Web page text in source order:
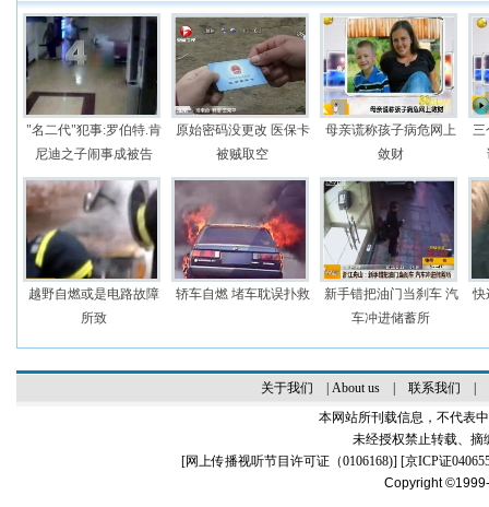
"名二代"犯事:罗伯特.肯
尼迪之子闹事成被告
原始密码没更改 医保卡
被贼取空
母亲谎称孩子病危网上
敛财
三
越野自燃或是电路故障
所致
轿车自燃 堵车耽误扑救
新手错把油门当刹车 汽
车冲进储蓄所
快
关于我们 About us| 联系我们
本网站所刊载信息，不代表
未经授权禁止转载、摘
[网上传播视听节目许可证（0106168)] [京ICP证
Copyright